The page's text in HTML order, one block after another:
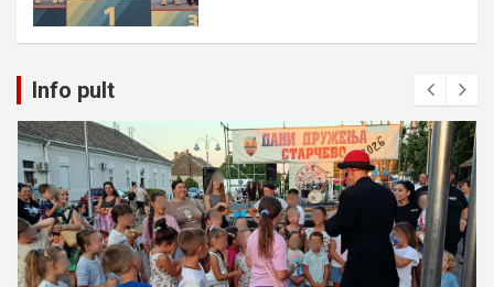
Info pult